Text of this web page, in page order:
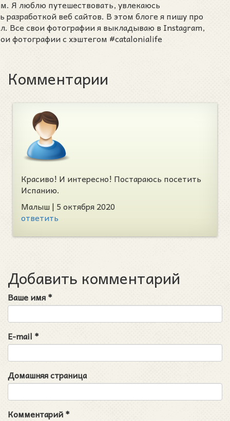
Я люблю путешествовать, увлекаюсь
веб сайтов. В этом блоге я пишу про
Все свои фотографии я выкладываю в Instagram,
фотографии с хэштегом #catalonialife
Комментарии
Красиво! И интересно! Постараюсь посетить
Испанию.
Малыш| 5 октября 2020
ответить
Добавить комментарий
Ваше имя*
E-mail *
Домашняя страница
Комментарий*